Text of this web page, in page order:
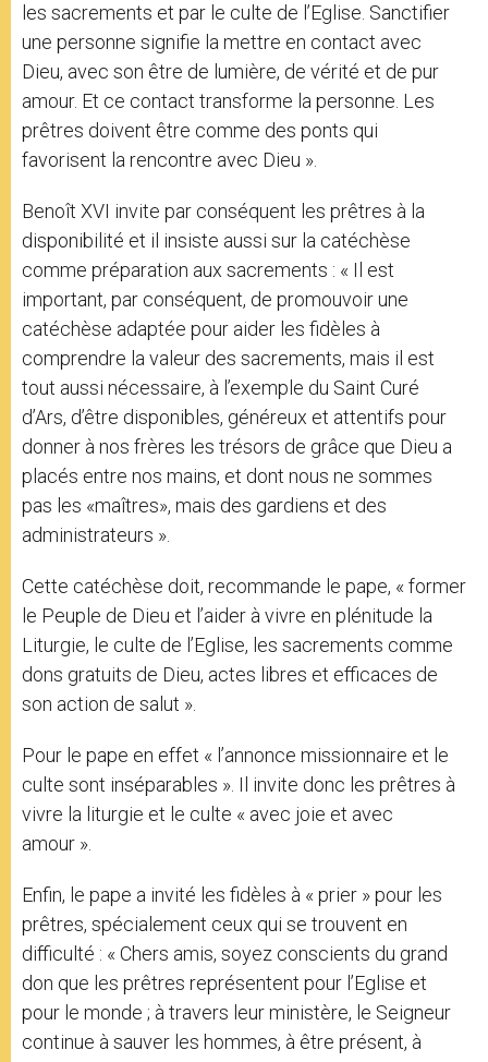
les sacrements et par le culte de l’Eglise. Sanctifier
une personne signifie la mettre en contact avec
Dieu, avec son être de lumière, de vérité et de pur
amour. Et ce contact transforme la personne. Les
prêtres doivent être comme des ponts qui
favorisent la rencontre avec Dieu ».
Benoît XVI invite par conséquent les prêtres à la
disponibilité et il insiste aussi sur la catéchèse
comme préparation aux sacrements : « Il est
important, par conséquent, de promouvoir une
catéchèse adaptée pour aider les fidèles à
comprendre la valeur des sacrements, mais il est
tout aussi nécessaire, à l’exemple du Saint Curé
d’Ars, d’être disponibles, généreux et attentifs pour
donner à nos frères les trésors de grâce que Dieu a
placés entre nos mains, et dont nous ne sommes
pas les «maîtres», mais des gardiens et des
administrateurs ».
Cette catéchèse doit, recommande le pape, « former
le Peuple de Dieu et l’aider à vivre en plénitude la
Liturgie, le culte de l’Eglise, les sacrements comme
dons gratuits de Dieu, actes libres et efficaces de
son action de salut ».
Pour le pape en effet « l’annonce missionnaire et le
culte sont inséparables ». Il invite donc les prêtres à
vivre la liturgie et le culte « avec joie et avec
amour ».
Enfin, le pape a invité les fidèles à « prier » pour les
prêtres, spécialement ceux qui se trouvent en
difficulté : « Chers amis, soyez conscients du grand
don que les prêtres représentent pour l’Eglise et
pour le monde ; à travers leur ministère, le Seigneur
continue à sauver les hommes, à être présent, à